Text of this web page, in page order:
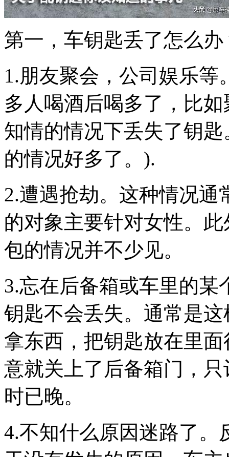
第一，车钥匙丢了怎么
1.朋友聚会，公司娱乐
多人喝酒后喝多了，比
知情的情况下丢失了钥
的情况好多了。).
2.遭遇抢劫。这种情况
的对象主要针对女性。
包的情况并不少见。
3.忘在后备箱或车里的
钥匙不会丢失。通常是
拿东西，把钥匙放在里
意就关上了后备箱门，
时已晚。
4.不知什么原因迷路了。